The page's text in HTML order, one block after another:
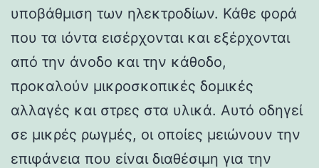
υποβάθμιση των ηλεκτροδίων. Κάθε φορά
που τα ιόντα εισέρχονται και εξέρχονται
από την άνοδο και την κάθοδο,
προκαλούν μικροσκοπικές δομικές
αλλαγές και στρες στα υλικά. Αυτό οδηγεί
σε μικρές ρωγμές, οι οποίες μειώνουν την
επιφάνεια που είναι διαθέσιμη για την